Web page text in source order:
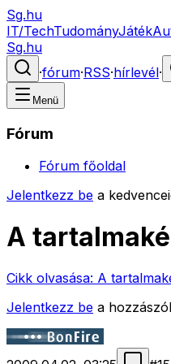
Sg.hu
IT/TechTudományJáték
Sg.hu
·fórum·RSS·hírlevél·
Menü
Fórum
Fórum főoldal
Jelentkezz be a
A
Cikk olvasása: A
Jelentkezz be a